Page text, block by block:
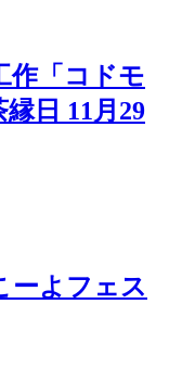
作「コドモ
日 11月29
ーよフェス